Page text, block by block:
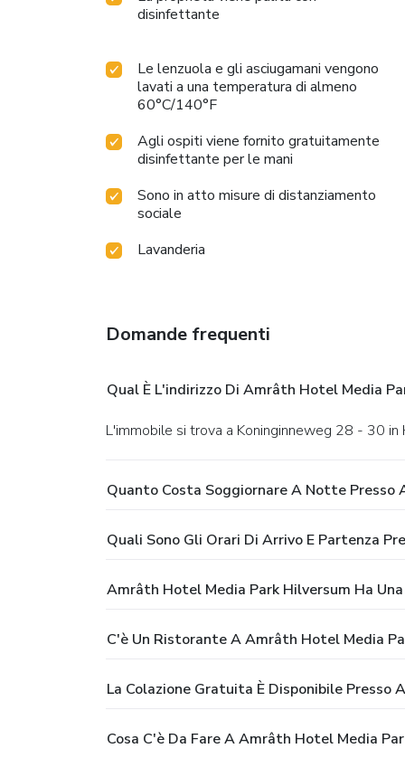
disinfettante
Le lenzuola e gli asciugamani vengono
lavati a una temperatura di almeno
60°C/140°F
Agli ospiti viene fornito gratuitamente
disinfettante per le mani
Sono in atto misure di distanziamento
sociale
Lavanderia
Domande frequenti
Qual È L'indirizzo Di Amrâth Hotel Media
L'immobile si trova a Koninginneweg 28 - 30 in
Quanto Costa Soggiornare A Notte Presso
Quali Sono Gli Orari Di Arrivo E Partenza
Amrâth Hotel Media Park Hilversum Ha Una
C'è Un Ristorante A Amrâth Hotel Media
La Colazione Gratuita È Disponibile Presso
Cosa C'è Da Fare A Amrâth Hotel Media